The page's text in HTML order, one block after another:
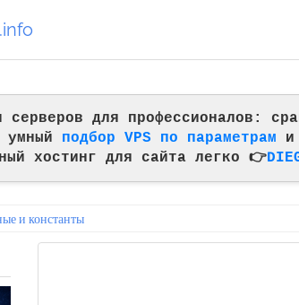
серверов для профессионалов:
умный подбор VPS по параметрам и
хостинг для сайта легко 👉
и константы